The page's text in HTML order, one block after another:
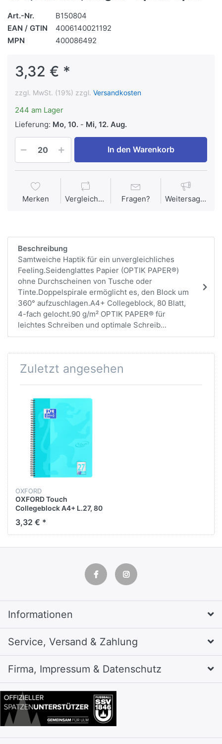
Art.-Nr.
B150804
EAN / GTIN
4006140021192
MPN
400086492
3,32 € *
zzgl. MwSt. (19%) zzgl. Versandkosten
244 am Lager
Lieferung: Mo, 10. - Mi, 12. Aug.
In den Warenkorb
Merken Vergleichen Fragen? Weitersagen
Beschreibung
Samtweiche Haptik für ein unvergleichliches
Feeling.Seidenglattes Papier (OPTIK PAPER®)
ohne Durchscheinen von Tusche oder
Tinte.Doppelspirale ermöglicht es, den Block um
360° aufzuschlagen.A4+ Collegeblock, 80 Blatt,
4-fach gelocht.90 g/m² OPTIK PAPER® für
leichtes Schreiben und optimale Schreib...
Zuletzt angesehen
OXFORD
OXFORD Touch
Collegeblock A4+ L.27, 80
Blatt, 90 g/m² Optik Paper
3,32 € *
Informationen
Service, Versand & Zahlung
Firma, Impressum & Datenschutz